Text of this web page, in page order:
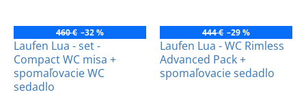
460 € –32 %
Laufen Lua - set -
Compact WC misa +
spomaľovacie WC
sedadlo
444 € –29 %
Laufen Lua - WC Rimless
Advanced Pack +
spomaľovacie sedadlo